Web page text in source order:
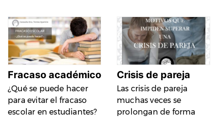
Fracaso académico
¿Qué se puede hacer
para evitar el fracaso
escolar en estudiantes?
Crisis de pareja
Las crisis de pareja
muchas veces se
prolongan de forma